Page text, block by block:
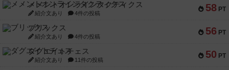
58 PT
メメントオンラインタクティクス
紹介文あり 4件の投稿
56 PT
ブリックス
紹介文あり 4件の投稿
50 PT
ダグエイトチェス
紹介文あり 11件の投稿